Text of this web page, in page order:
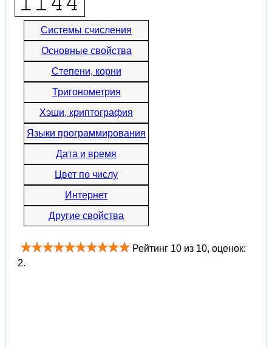
Системы счисления
Основные свойства
Степени, корни
Тригонометрия
Хэши, криптография
Языки программирования
Дата и время
Цвет по числу
Интернет
Другие свойства
Рейтинг 10 из 10, оценок:
2.